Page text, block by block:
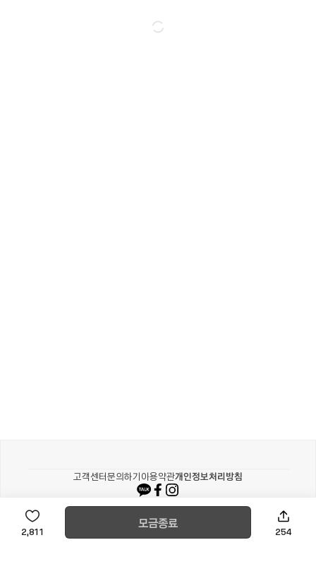
모금종료
2,811 254
카카오같이가치
고객센터문의하기이용약관개인정보처리방침
© Kakao corp